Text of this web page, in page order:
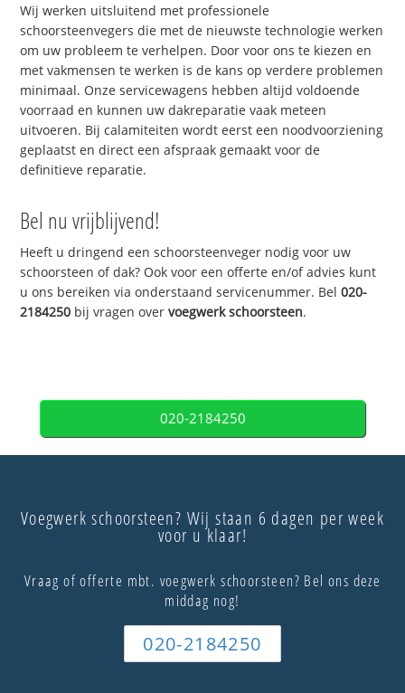
Wij werken uitsluitend met professionele
schoorsteenvegers die met de nieuwste technologie werken
om uw probleem te verhelpen. Door voor ons te kiezen en
met vakmensen te werken is de kans op verdere problemen
minimaal. Onze servicewagens hebben altijd voldoende
voorraad en kunnen uw dakreparatie vaak meteen
uitvoeren. Bij calamiteiten wordt eerst een noodvoorziening
geplaatst en direct een afspraak gemaakt voor de
definitieve reparatie.
Bel nu vrijblijvend!
Heeft u dringend een schoorsteenveger nodig voor uw
schoorsteen of dak? Ook voor een offerte en/of advies kunt
u ons bereiken via onderstaand servicenummer. Bel020-
2184250 bij vragen overvoegwerk schoorsteen.
020-2184250
Voegwerk schoorsteen? Wij staan 6 dagen per week
voor u klaar!
Vraag of offerte mbt. voegwerk schoorsteen? Bel ons deze
middag nog!
020-2184250